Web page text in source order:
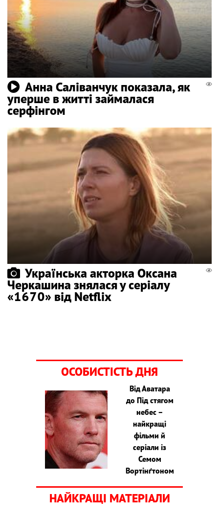
Анна Саліванчук показала, як
уперше в житті займалася
серфінгом
Українська акторка Оксана
Черкашина знялася у серіалу
«1670» від Netflix
ОСОБИСТІСТЬ ДНЯ
Від Аватара
до Під стягом
небес –
найкращі
фільми й
серіали із
Семом
Вортінґтоном
НАЙКРАЩІ МАТЕРІАЛИ